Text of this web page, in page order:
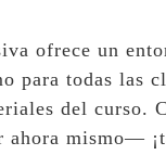
ofrece un
para todas las
del curso.
mismo—